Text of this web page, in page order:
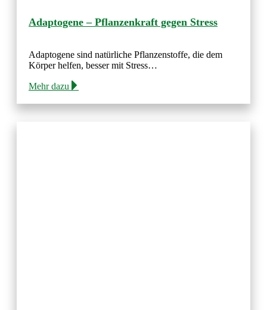
Adaptogene – Pflanzenkraft gegen Stress
Adaptogene sind natürliche Pflanzenstoffe, die dem
Körper helfen, besser mit Stress…
Mehr dazu